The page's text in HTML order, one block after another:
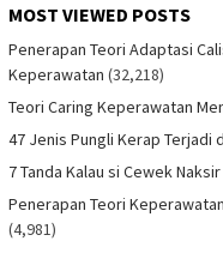
MOST VIEWED POSTS
Penerapan Teori Adaptasi
Keperawatan (32,218)
Teori Caring Keperawatan
47 Jenis Pungli Kerap Terjadi
7 Tanda Kalau si Cewek
Penerapan Teori
(4,981)